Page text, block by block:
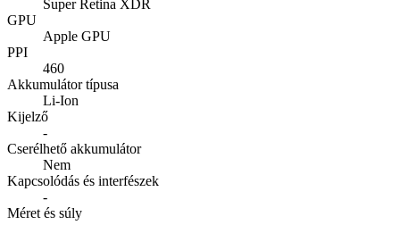
Super Retina XDR
GPU
Apple GPU
PPI
460
Akkumulátor típusa
Li-Ion
Kijelző
-
Cserélhető akkumulátor
Nem
Kapcsolódás és interfészek
-
Méret és súly